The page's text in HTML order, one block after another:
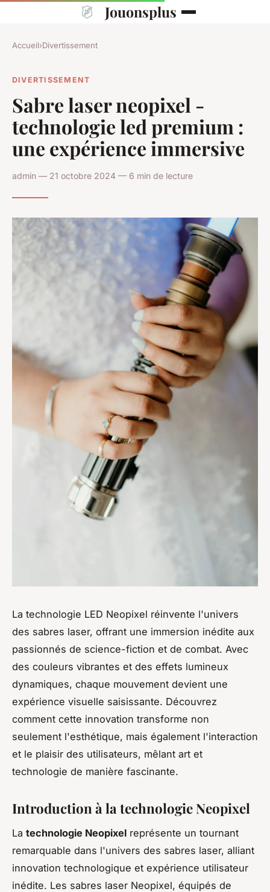
Jouonsplus
Accueil›Divertissement
DIVERTISSEMENT
Sabre laser neopixel -
technologie led premium :
une expérience immersive
admin — 21 octobre 2024 — 6 min de lecture
La technologie LED Neopixel réinvente l'univers
des sabres laser, offrant une immersion inédite aux
passionnés de science-fiction et de combat. Avec
des couleurs vibrantes et des effets lumineux
dynamiques, chaque mouvement devient une
expérience visuelle saisissante. Découvrez
comment cette innovation transforme non
seulement l'esthétique, mais également l'interaction
et le plaisir des utilisateurs, mêlant art et
technologie de manière fascinante.
Introduction à la technologie Neopixel
La technologie Neopixel représente un tournant
remarquable dans l'univers des sabres laser, alliant
innovation technologique et expérience utilisateur
inédite. Les sabres laser Neopixel, équipés de